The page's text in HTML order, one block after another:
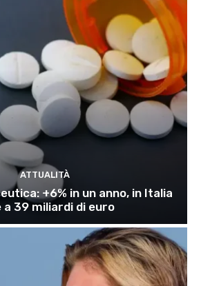
ATTUALITÀ
+6% in un anno, in Italia
a 39 miliardi di euro